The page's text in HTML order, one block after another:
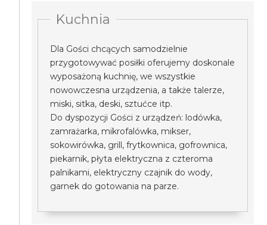
Kuchnia
Dla Gości chcących samodzielnie
przygotowywać posiłki oferujemy doskonale
wyposażoną kuchnię, we wszystkie
nowowczesna urządzenia, a także talerze,
miski, sitka, deski, sztućce itp.
Do dyspozycji Gości z urządzeń: lodówka,
zamrażarka, mikrofalówka, mikser,
sokowirówka, grill, frytkownica, gofrownica,
piekarnik, płyta elektryczna z czteroma
palnikami, elektryczny czajnik do wody,
garnek do gotowania na parze.